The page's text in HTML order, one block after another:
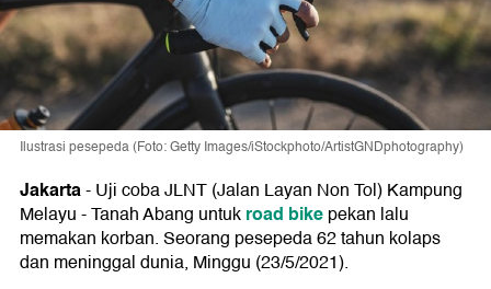
Ilustrasi pesepeda (Foto: Getty Images/iStockphoto/ArtistGNDphotography)
Jakarta-Uji coba JLNT (Jalan Layan Non Tol) Kampung
Melayu - Tanah Abang untukroad bikepekan lalu
memakan korban. Seorang pesepeda 62 tahun kolaps
dan meninggal dunia, Minggu (23/5/2021).